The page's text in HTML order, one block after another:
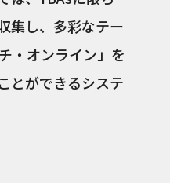
集し、多彩なテー
・オンライン」を
とができるシステ